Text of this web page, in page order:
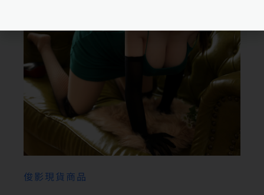
俊影現貨商品